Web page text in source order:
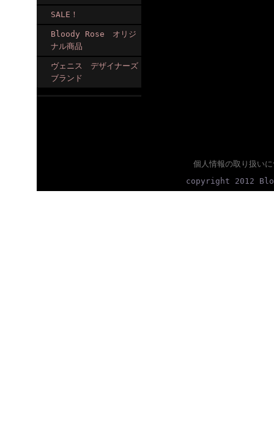
SALE！
Bloody Rose オリジ
ナル商品
ヴェニス デザイナーズ
ブランド
個人情報の取り扱い
copyright 2012